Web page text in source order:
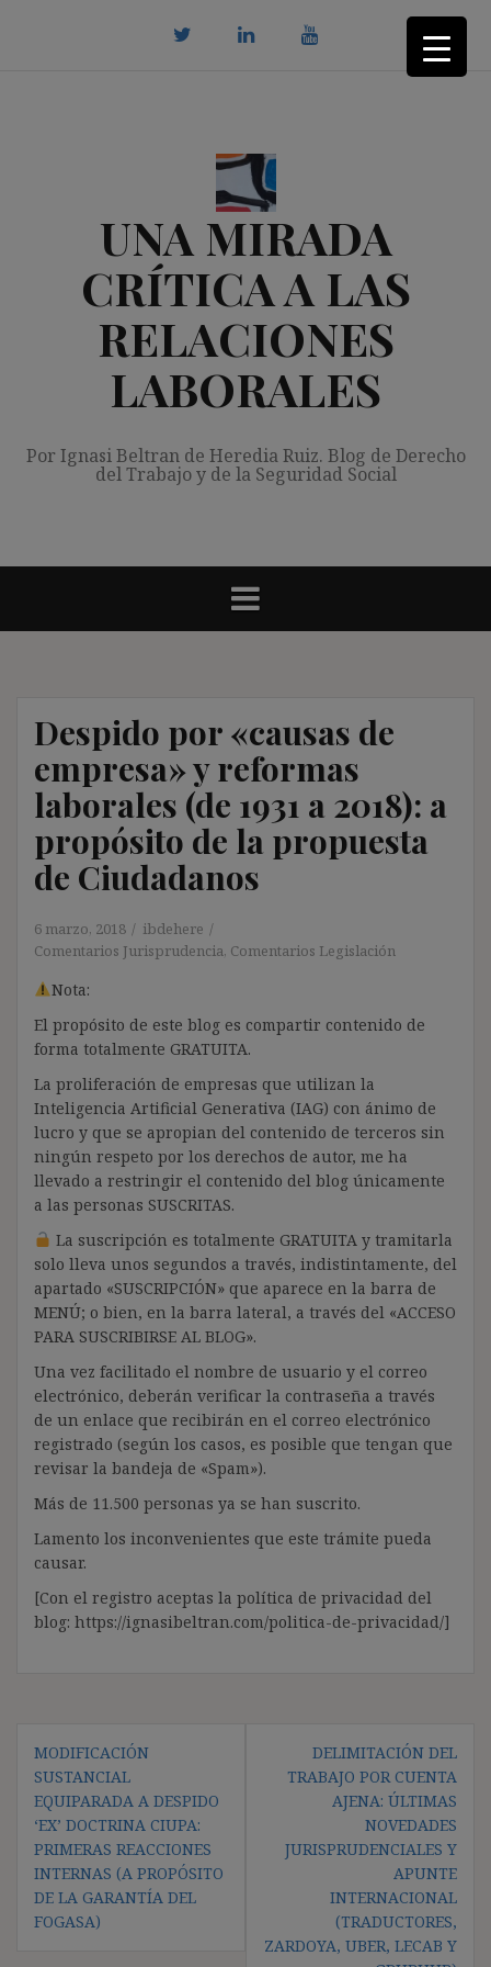
UNA MIRADA
CRÍTICA A LAS
RELACIONES
LABORALES
Por Ignasi Beltran de Heredia Ruiz. Blog de Derecho
del Trabajo y de la Seguridad Social
Despido por «causas de
empresa» y reformas
laborales (de 1931 a 2018): a
propósito de la propuesta
de Ciudadanos
6 marzo, 2018
ibdehere
Comentarios Jurisprudencia, Comentarios Legislación
Nota:
El propósito de este blog es compartir contenido de
forma totalmente GRATUITA.
La proliferación de empresas que utilizan la
Inteligencia Artificial Generativa (IAG) con ánimo de
lucro y que se apropian del contenido de terceros sin
ningún respeto por los derechos de autor, me ha
llevado a restringir el contenido del blog únicamente
a las personas SUSCRITAS.
La suscripción es totalmente GRATUITA y tramitarla
solo lleva unos segundos a través, indistintamente, del
apartado «SUSCRIPCIÓN» que aparece en la barra de
MENÚ; o bien, en la barra lateral, a través del «ACCESO
PARA SUSCRIBIRSE AL BLOG».
Una vez facilitado el nombre de usuario y el correo
electrónico, deberán verificar la contraseña a través
de un enlace que recibirán en el correo electrónico
registrado (según los casos, es posible que tengan que
revisar la bandeja de «Spam»).
Más de 11.500 personas ya se han suscrito.
Lamento los inconvenientes que este trámite pueda
causar.
[Con el registro aceptas la política de privacidad del
blog: https://ignasibeltran.com/politica-de-privacidad/]
Navegación
de
entradas
MODIFICACIÓN
SUSTANCIAL
EQUIPARADA A DESPIDO
‘EX’ DOCTRINA CIUPA:
PRIMERAS REACCIONES
INTERNAS (A PROPÓSITO
DE LA GARANTÍA DEL
FOGASA)
DELIMITACIÓN DEL
TRABAJO POR CUENTA
AJENA: ÚLTIMAS
NOVEDADES
JURISPRUDENCIALES Y
APUNTE
INTERNACIONAL
(TRADUCTORES,
ZARDOYA, UBER, LECAB Y